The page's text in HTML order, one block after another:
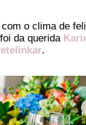
o clima de
da querida
.